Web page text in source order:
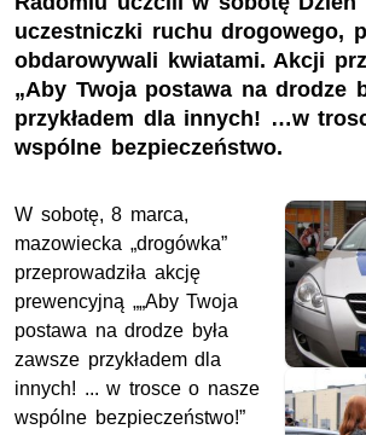
uczestniczki ruchu drogowego,
obdarowywali kwiatami. Akcji
„Aby Twoja postawa na drodze
przykładem dla innych! …w
wspólne bezpieczeństwo.
W sobotę, 8 marca,
mazowiecka „drogówka”
przeprowadziła akcję
prewencyjną „„Aby Twoja
postawa na drodze była
zawsze przykładem dla
innych! ... w trosce o nasze
wspólne bezpieczeństwo!”